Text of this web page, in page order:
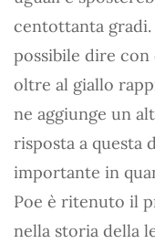
centottanta
possibile dire con
oltre al giallo
ne aggiunge un
risposta a questa
importante in
Poe è ritenuto il
nella storia della